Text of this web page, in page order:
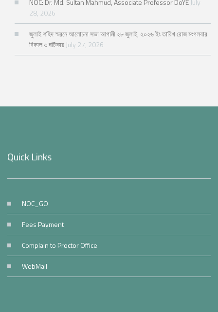
NOC: Dr. Md. Sultan Mahmud, Associate Professor DoYE July
28, 2026
জুলাই শহিদ স্মরনে আলোচনা সভা আগামী ২৮ জুলাই, ২০২৬ ইং তারিখ রোজ মংগলবার
বিকাল ৩ ঘটিকায় July 27, 2026
Quick Links
NOC_GO
Fees Payment
Complain to Proctor Office
WebMail